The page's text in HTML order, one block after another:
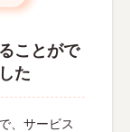
ことがで
た
、サービス